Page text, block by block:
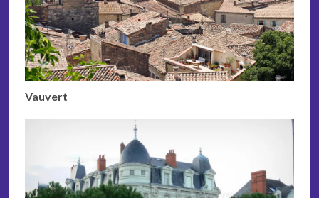
Vauvert